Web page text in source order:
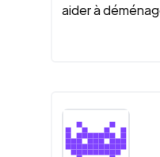
aider à